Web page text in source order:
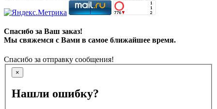
Спасибо за Ваш заказ!
Мы свяжемся с Вами в самое ближайшее время.
Спасибо за отправку сообщения!
×
Нашли ошибку?